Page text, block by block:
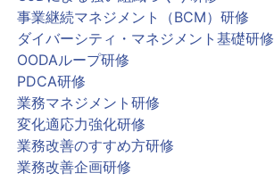
事業継続マネジメント（BCM）研修
ダイバーシティ・マネジメント基礎研修
OODAループ研修
PDCA研修
業務マネジメント研修
変化適応力強化研修
業務改善のすすめ方研修
業務改善企画研修